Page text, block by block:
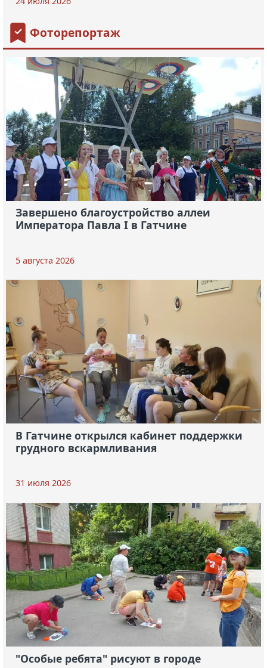
Фоторепортаж
Завершено благоустройство аллеи
Императора Павла I в Гатчине
5 августа 2026
В Гатчине открылся кабинет поддержки
грудного вскармливания
31 июля 2026
"Особые ребята" рисуют в городе